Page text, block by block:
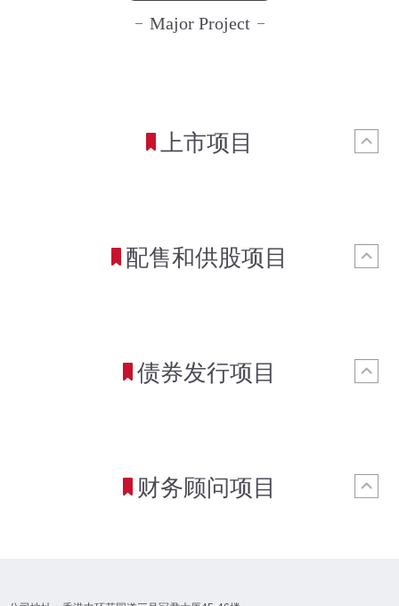
Major Project
上市项目
配售和供股项目
债券发行项目
财务顾问项目